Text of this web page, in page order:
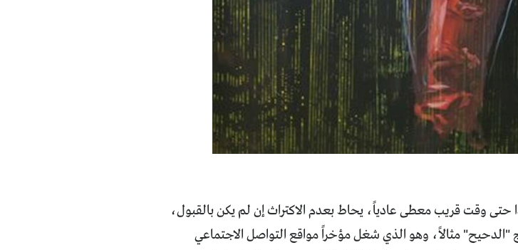
حتى وقت قريب معطى عادياً، يحاط بعدم الاكتراث إن لم يكن بالقبول،
"الدحيح" مثالاً، وهو الذي شغل مؤخراً مواقع التواصل الاجتماعي